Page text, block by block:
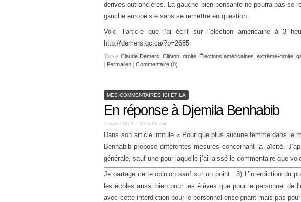
dérives outrancières. La gauche bien pensante ne pourra pas se
gauche européiste sans se remettre en question.
Voici l’article que j’ai écrit sur l’élection américaine à 3
http://demers.qc.ca/?p=2685
Tagué Claude Demers Clinton droite Élections américaines extrême-droite
| Permalien | Commentaire (0)
MES COMMENTAIRES ICI ET LÀ
En réponse à Djemila Benhabib
7 mars 2012 – 13 h 06 min
Dans son article intitulé « Pour que plus aucune femme dans le
Benhabib propose différentes mesures concernant la laïcité.
générale, sauf une pour laquelle j’ai laissé le commentaire que
Je partage cette opinion sauf sur un point : 3) L’interdiction du
les écoles aussi bien pour les élèves que pour le personnel de
avec cette interdiction pour le personnel enseignant mais pas